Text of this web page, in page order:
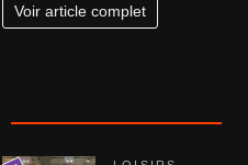
Voir article complet